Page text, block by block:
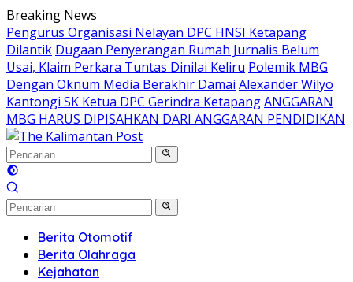
Langsung
ke
konten
Breaking News
Pengurus Organisasi Nelayan DPC HNSI Ketapang
Dilantik Dugaan Penyerangan Rumah Jurnalis Belum
Usai, Klaim Perkara Tuntas Dinilai Keliru Polemik MBG
Dengan Oknum Media Berakhir Damai Alexander Wilyo
Kantongi SK Ketua DPC Gerindra KetapangANGGARAN
MBG HARUS DIPISAHKAN DARI ANGGARAN PENDIDIKAN
Berita Otomotif
Berita Olahraga
Kejahatan